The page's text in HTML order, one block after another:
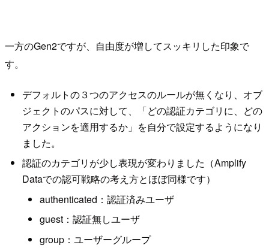
一方のGen2ですが、自由度が増してスッキリした印象で
す。
デフォルトの３つのアクセスのルールが無くなり、オブ
ジェクトのパスに対して、「どの認証カテゴリに、どの
アクションを適用するか」を自分で設定するようになり
ました。
認証のカテゴリが少し表現が変わりました（Amplify
Dataでの認可戦略の考え方とほぼ同様です）
authenticated：認証済みユーザ
guest：認証無しユーザ
group：ユーザーグループ